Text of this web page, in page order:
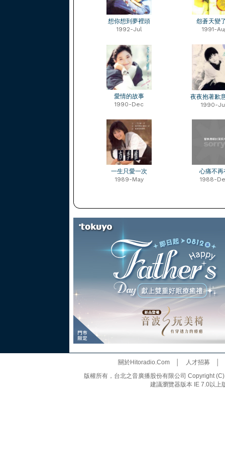
想你想到夢裡頭
1992-Jul
怨蒼天變
1991-
愛情的故事
1990-Dec
夜夜抱著歉
1990-
一生只愛一次
1989-May
心痛不再
1988-
關於Hitoradio.Com│ 人才招募
版權所有，台北之音廣播股份有限公司 Copyright
建議瀏覽器版本 IE 7.0以上